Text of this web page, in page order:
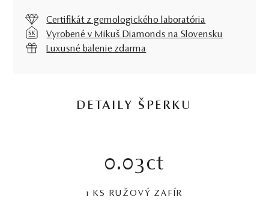
Certifikát z gemologického laboratória
Vyrobené v Mikuš Diamonds na Slovensku
Luxusné balenie zdarma
DETAILY ŠPERKU
0.03ct
1 KS RUŽOVÝ ZAFÍR